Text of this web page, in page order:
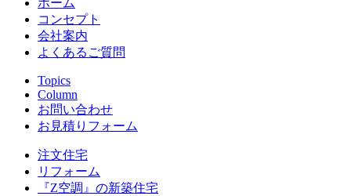
ホーム
コンセプト
会社案内
よくあるご質問
Topics
Column
お問い合わせ
お見積りフォーム
注文住宅
リフォーム
『Z空調』の新築住宅